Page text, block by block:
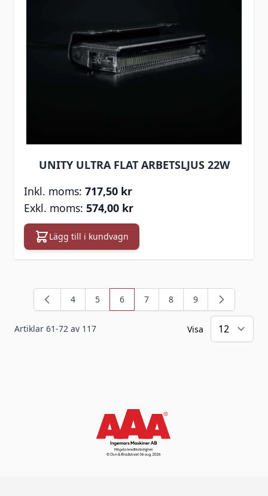
UNITY ULTRA FLAT ARBETSLJUS 22W
717,50 kr
574,00 kr
Lägg till i kundvagn
Artiklar 61-72 av 117
Sida
4 Sida
5 You're currently reading page
6 Sida
7 Sida
8 Sida
9
Visa